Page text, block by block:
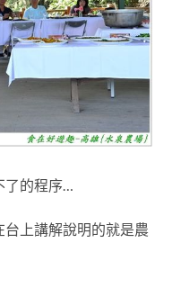
的程序…
台上講解說明的就是農